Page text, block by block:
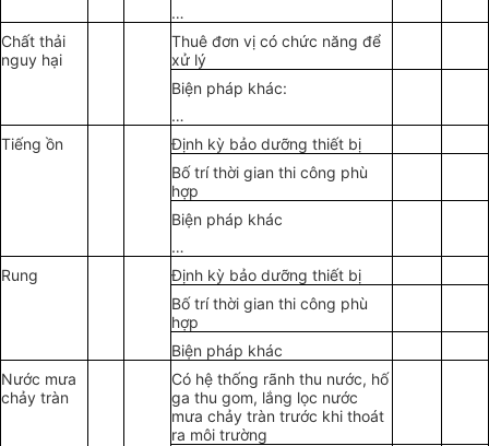
…
Chất thải
nguy hại
Thuê đơn vị có chức năng để
xử lý
Biện pháp khác:
…
Tiếng ồn
Định kỳ bảo dưỡng thiết bị
Bốtrí thời gian thi công phù
hợp
Biện pháp khác
…
Rung
Định kỳ bảo dưỡng thiết bị
Bốtrí thời gian thi công phù
hợp
Biện pháp khác
Nước mưa
chảy tràn
Có hệ thống rãnh thu nước, hố
ga thu gom, lắng lọc nước
mưa chảy tràn trước khi thoát
ra môi trường